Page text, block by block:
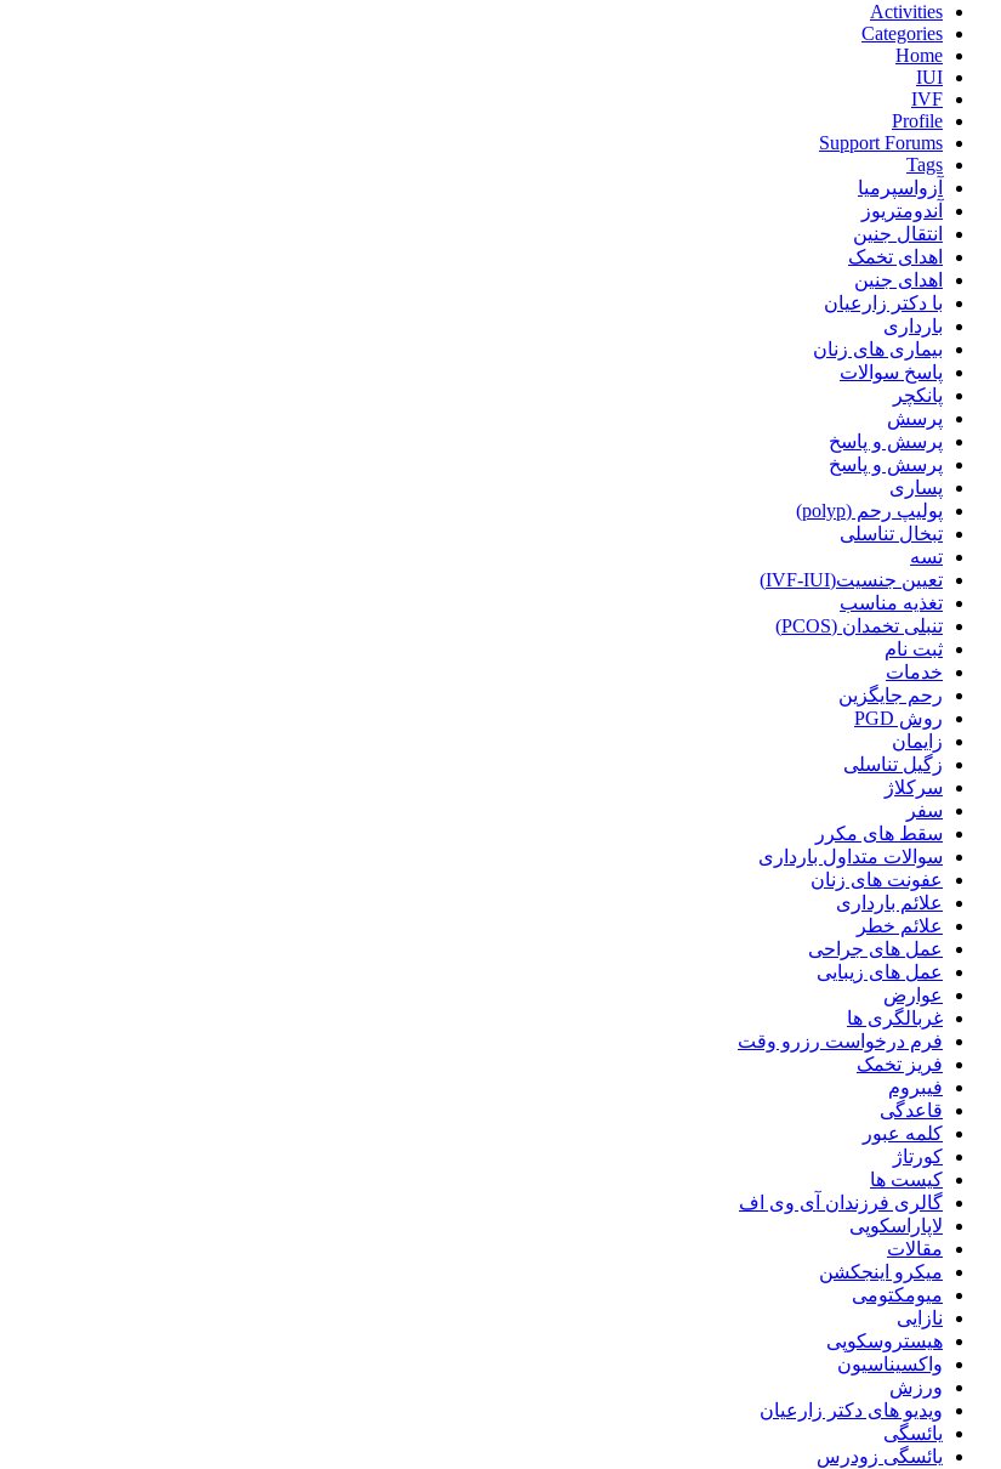
Activities
Categories
Home
IUI
IVF
Profile
Support Forums
Tags
آزواسپرمیا
آندومتریوز
انتقال جنین
اهدای تخمک
اهدای جنین
با دکتر زارعیان
بارداری
بیماری های زنان
پاسخ سوالات
پانکچر
پرسش
پرسش و پاسخ
پرسش و پاسخ
پساری
پولیپ رحم (polyp)
تبخال تناسلی
تسه
تعیین جنسیت(IVF-IUI)
تغذیه مناسب
تنبلی تخمدان (PCOS)
ثبت نام
خدمات
رحم جایگزین
روش PGD
زایمان
زگیل تناسلی
سرکلاژ
سفر
سقط های مکرر
سوالات متداول بارداری
عفونت های زنان
علائم بارداری
علائم خطر
عمل های جراحی
عمل های زیبایی
عوارض
غربالگری ها
فرم درخواست رزرو وقت
فریز تخمک
فیبروم
قاعدگی
کلمه عبور
کورتاژ
کیست ها
گالری فرزندان آی وی اف
لاپاراسکوپی
مقالات
میکرو اینجکشن
میومکتومی
نازایی
هیستروسکوپی
واکسیناسیون
ورزش
ویدیو های دکتر زارعیان
یائسگی
یائسگی زودرس